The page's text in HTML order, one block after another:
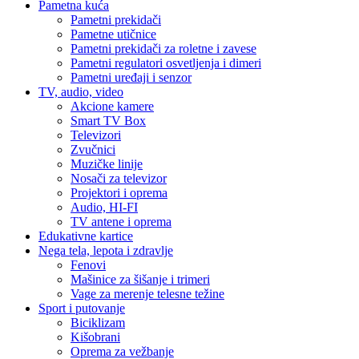
Pametna kuća
Pametni prekidači
Pametne utičnice
Pametni prekidači za roletne i zavese
Pametni regulatori osvetljenja i dimeri
Pametni uređaji i senzor
TV, audio, video
Akcione kamere
Smart TV Box
Televizori
Zvučnici
Muzičke linije
Nosači za televizor
Projektori i oprema
Audio, HI-FI
TV antene i oprema
Edukativne kartice
Nega tela, lepota i zdravlje
Fenovi
Mašinice za šišanje i trimeri
Vage za merenje telesne težine
Sport i putovanje
Biciklizam
Kišobrani
Oprema za vežbanje